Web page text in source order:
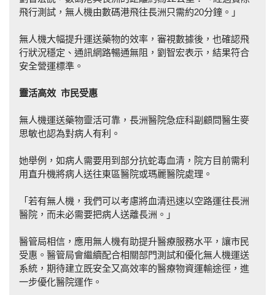
飛行測試，無人機由數碼港飛往長洲只需約20分鐘。」
無人機大幅提升運送藥物的效率，審視數據後，也確認飛
行狀況穩定、通訊網路暢通無阻，劉智宏表示，結果符合
安全營運標準。
靈活高效 市民受惠
無人機運送藥物靈活可靠，長洲醫院急症科副顧問醫生麥
思敏也認為對病人有利。
她舉例，如病人需要用到部分抗蛇毒血清，院方目前需利
用直升機將病人送往東區醫院或瑪麗醫院處理。
「若有無人機，我們可以考慮將血清迅速以空路運往長洲
醫院，而未必需要把病人送離長洲。」
醫管局相信，應用無人機有助提升醫療服務水平，讓市民
受惠。醫管局會繼續配合相關部門測試和優化無人機運送
系統，期待建立既安全又高效率的醫療物資運輸途徑，進
一步優化醫院運作。